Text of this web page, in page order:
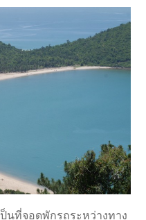
นที่จอดพักรถระหว่างทาง